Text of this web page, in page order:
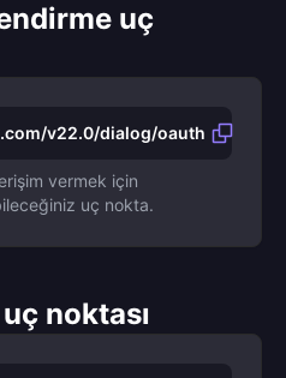
uç
v22.0/dialog/oauth
erişim vermek için
uç nokta.
noktası